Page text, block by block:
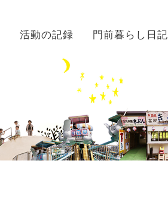
活動の記録 門前暮らし日記